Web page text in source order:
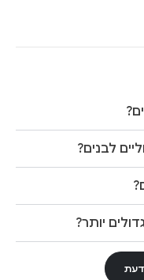
לבנים?
יותר?